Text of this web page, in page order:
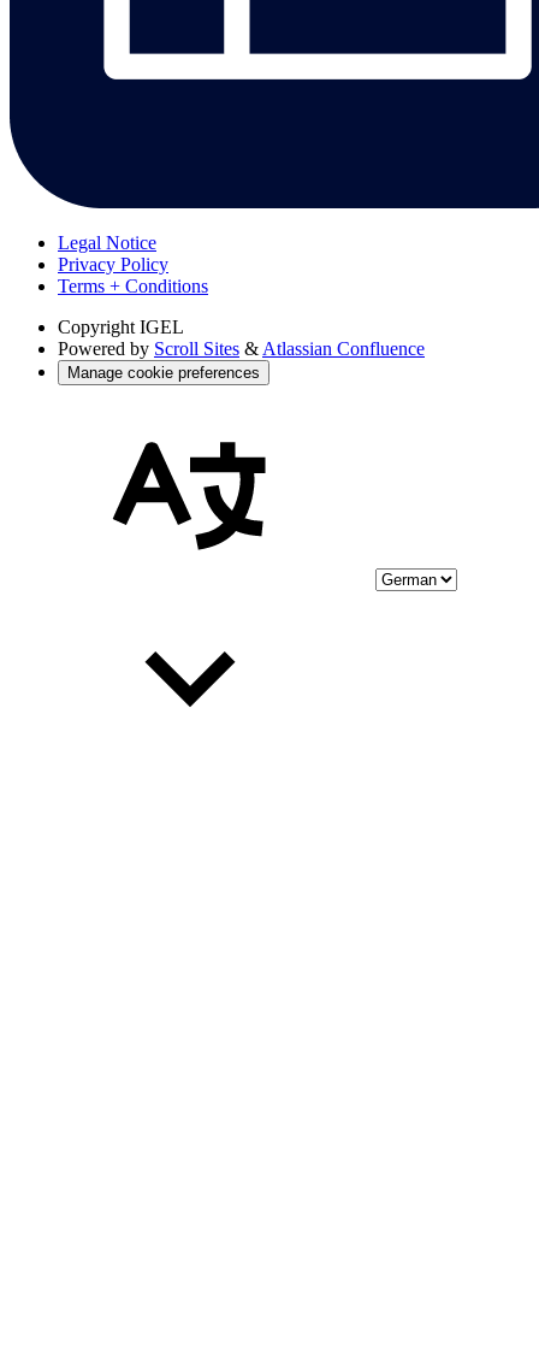
Legal Notice
Privacy Policy
Terms + Conditions
Copyright IGEL
Powered by Scroll Sites & Atlassian Confluence
Manage cookie preferences